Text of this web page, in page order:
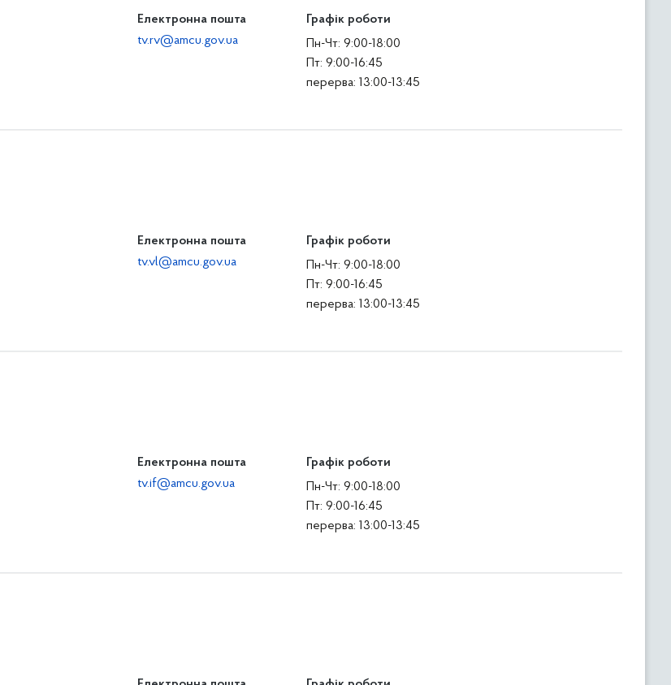
Електронна пошта
tv.rv@amcu.gov.ua
Графік роботи
Пн-Чт: 9:00-18:00
Пт: 9:00-16:45
перерва: 13:00-13:45
Електронна пошта
tv.vl@amcu.gov.ua
Графік роботи
Пн-Чт: 9:00-18:00
Пт: 9:00-16:45
перерва: 13:00-13:45
Електронна пошта
tv.if@amcu.gov.ua
Графік роботи
Пн-Чт: 9:00-18:00
Пт: 9:00-16:45
перерва: 13:00-13:45